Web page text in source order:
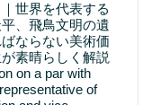
世界を代表する
、飛鳥文明の遺
ならない美術価
素晴らしく解説
on a par with
of